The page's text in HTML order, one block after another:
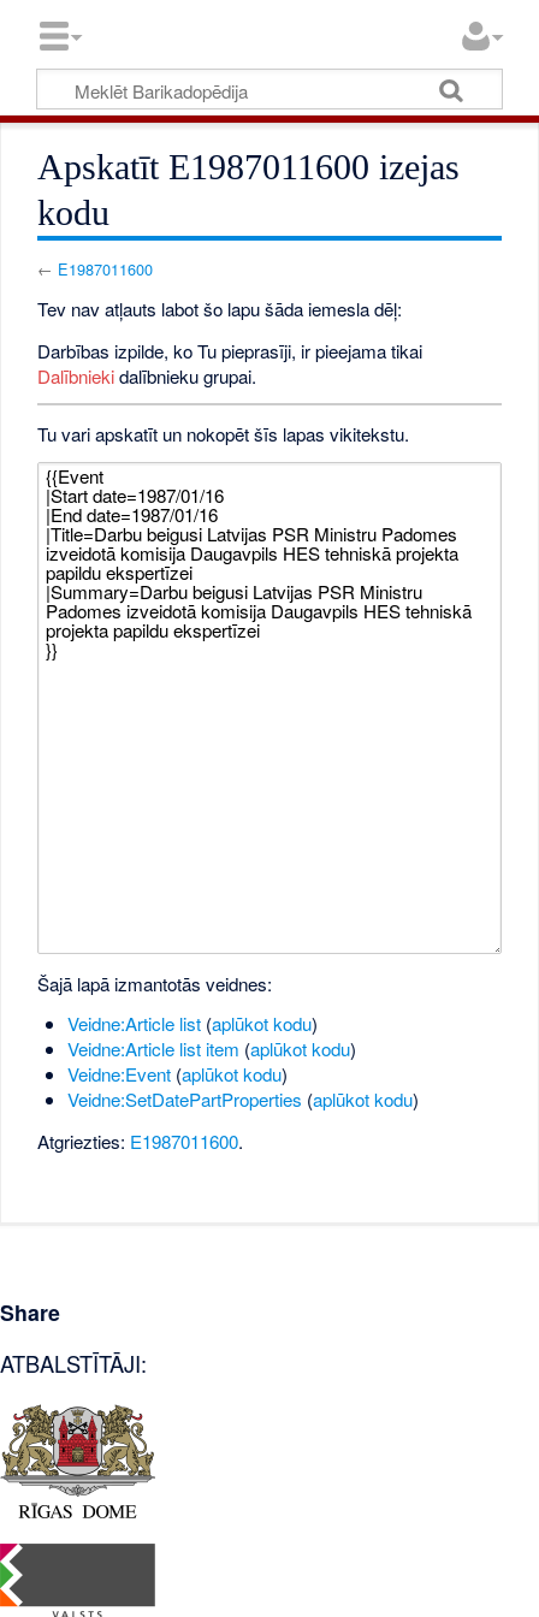
Apskatīt E1987011600 izejas
kodu
← E1987011600
Tev nav atļauts labot šo lapu šāda iemesla dēļ:
Darbības izpilde, ko Tu pieprasīji, ir pieejama tikai
Dalībniekidalībnieku grupai.
Tu vari apskatīt un nokopēt šīs lapas vikitekstu.
Šajā lapā izmantotās veidnes:
Veidne:Article list(aplūkot kodu)
Veidne:Article list item (aplūkot kodu)
Veidne:Event(aplūkot kodu)
Veidne:SetDatePartProperties (aplūkot kodu)
Atgriezties: E1987011600.
Share
ATBALSTĪTĀJI: